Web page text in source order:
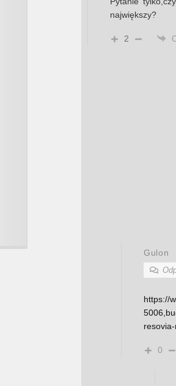
największy?
2
Gulon
https://
0